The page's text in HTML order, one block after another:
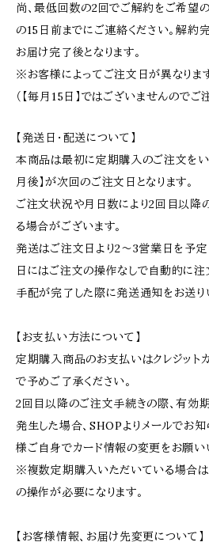
尚、最低回数の2回でご解約をご希望
の15日前までにご連絡ください。解約
お届け完了後となります。
※お客様によってご注文日が異なりま
（【毎月15日】ではございませんのでご
【発送日・配送について】
本商品は最初に定期購入のご注文をい
月後】が次回のご注文日となります。
ご注文状況や月日数により2回目以降
る場合がございます。
発送はご注文日より2～3営業日を予定
日にはご注文の操作なしで自動的に注
手配が完了した際に発送通知をお送り
【お支払い方法について】
定期購入商品のお支払いはクレジット
で予めご了承ください。
2回目以降のご注文手続きの際、有効
発生した場合、SHOPよりメールでお
様ご自身でカード情報の変更をお願い
※複数定期購入いただいている場合は
の操作が必要になります。
【お客様情報、お届け先変更について】